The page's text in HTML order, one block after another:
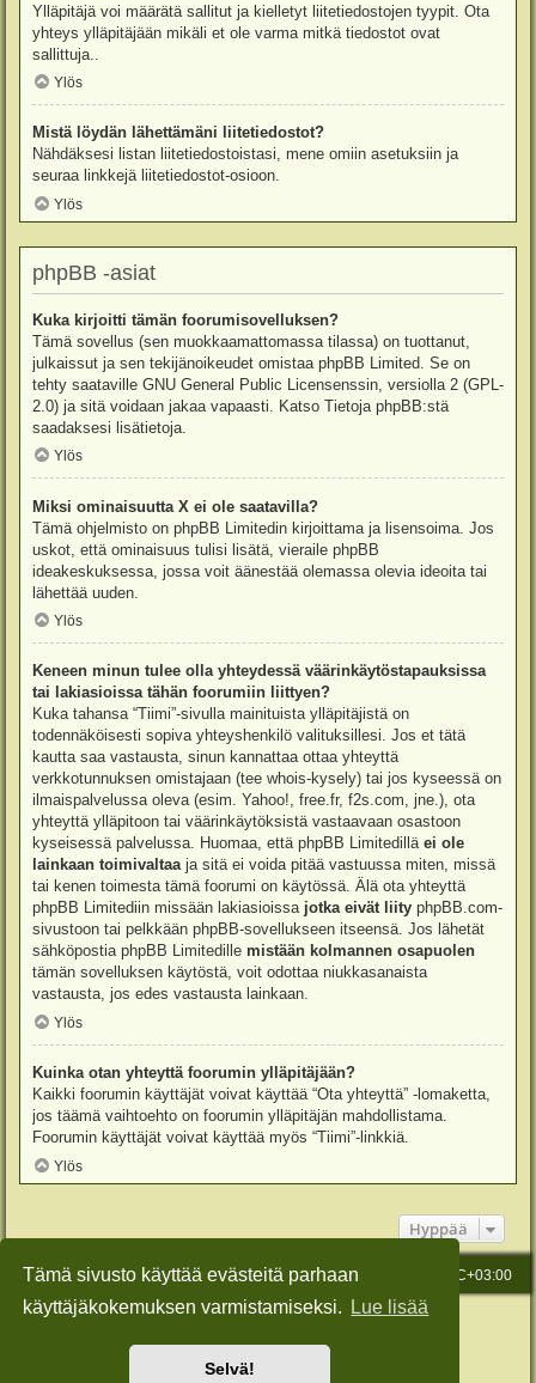
Tämä sivusto käyttää evästeitä parhaan
käyttäjäkokemuksen varmistamiseksi.
Lue lisää
Selvä!
Ylläpitäjä voi määrätä sallitut ja kielletyt liitetiedostojen tyypit. Ota
yhteys ylläpitäjään mikäli et ole varma mitkä tiedostot ovat
sallittuja..
Ylös
Mistä löydän lähettämäni liitetiedostot?
Nähdäksesi listan liitetiedostoistasi, mene omiin asetuksiin ja
seuraa linkkejä liitetiedostot-osioon.
Ylös
phpBB -asiat
Kuka kirjoitti tämän foorumisovelluksen?
Tämä sovellus (sen muokkaamattomassa tilassa) on tuottanut,
julkaissut ja sen tekijänoikeudet omistaa phpBB Limited . Se on
tehty saataville GNU General Public Licensenssin, versiolla 2 (GPL-
2.0) ja sitä voidaan jakaa vapaasti. Katso Tietoja phpBB:stä
saadaksesi lisätietoja.
Ylös
Miksi ominaisuutta X ei ole saatavilla?
Tämä ohjelmisto on phpBB Limitedin kirjoittama ja lisensoima. Jos
uskot, että ominaisuus tulisi lisätä, vieraile phpBB
ideakeskuksessa , jossa voit äänestää olemassa olevia ideoita tai
lähettää uuden.
Ylös
Keneen minun tulee olla yhteydessä väärinkäytöstapauksissa
tai lakiasioissa tähän foorumiin liittyen?
Kuka tahansa “Tiimi”-sivulla mainituista ylläpitäjistä on
todennäköisesti sopiva yhteyshenkilö valituksillesi. Jos et tätä
kautta saa vastausta, sinun kannattaa ottaa yhteyttä
verkkotunnuksen omistajaan (tee whois-kysely) tai jos kyseessä on
ilmaispalvelussa oleva (esim. Yahoo!, free.fr, f2s.com, jne.), ota
yhteyttä ylläpitoon tai väärinkäytöksistä vastaavaan osastoon
kyseisessä palvelussa. Huomaa, että phpBB Limitedillä ei ole
lainkaan toimivaltaaja sitä ei voida pitää vastuussa miten, missä
tai kenen toimesta tämä foorumi on käytössä. Älä ota yhteyttä
phpBB Limitediin missään lakiasioissa jotka eivät liity phpBB.com-
sivustoon tai pelkkään phpBB-sovellukseen itseensä. Jos lähetät
sähköpostia phpBB Limitedille mistään kolmannen osapuolen
tämän sovelluksen käytöstä, voit odottaa niukkasanaista
vastausta, jos edes vastausta lainkaan.
Ylös
Kuinka otan yhteyttä foorumin ylläpitäjään?
Kaikki foorumin käyttäjät voivat käyttää “Ota yhteyttä” -lomaketta,
jos täämä vaihtoehto on foorumin ylläpitäjän mahdollistama.
Foorumin käyttäjät voivat käyttää myös “Tiimi”-linkkiä.
Ylös
Hyppää
Etusivu Kaikki ajat ovat UTC+03:00
Viesti Ylläpidolle
Keskustelufoorumin ohjelmistophpBB® Forum Software © phpBB Limited